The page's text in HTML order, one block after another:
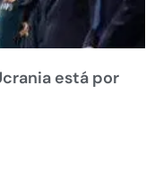
está por